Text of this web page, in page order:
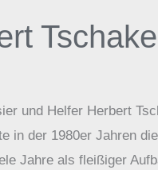
und Helfer Herbert
in der 1980er Jahren
Jahre als fleißiger